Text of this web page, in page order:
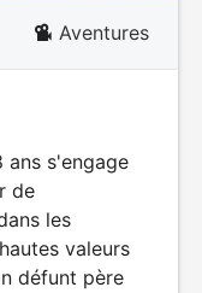
Aventures
ans s'engage
de
les
valeurs
défunt père